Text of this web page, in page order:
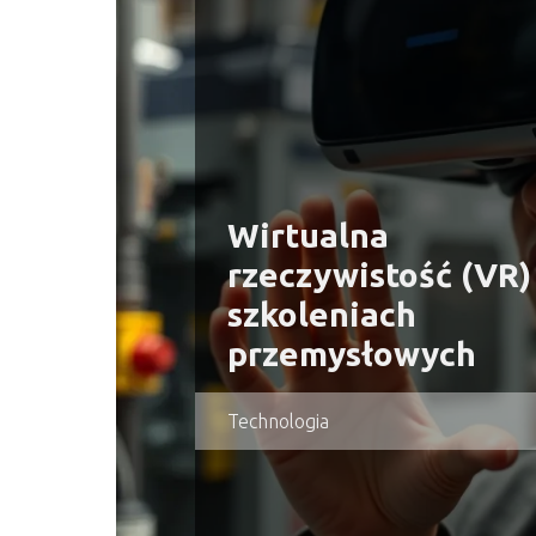
Wirtualna
rzeczywistość
szkoleniach
przemysłowych
Technologia